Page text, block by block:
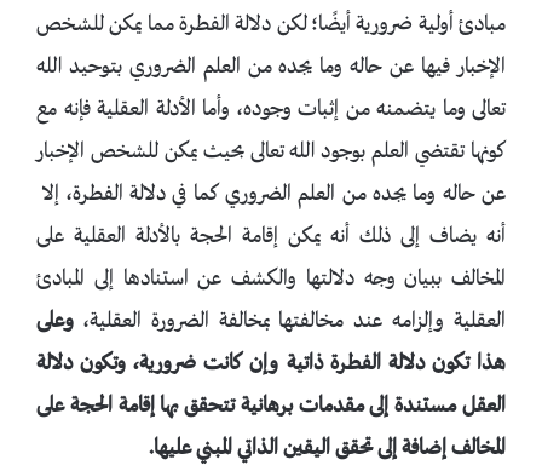
مبادئ أولية ضرورية أيضًا؛ لكن دلالة الفطرة مما يمكن للشخص
الإخبار فيها عن حاله وما يجده من العلم الضروري بتوحيد الله
تعالى وما يتضمنه من إثبات وجوده، وأما الأدلة العقلية فإنه مع
كونها تقتضي العلم بوجود الله تعالى بحيث يمكن للشخص الإخبار
عن حاله وما يجده من العلم الضروري كما في دلالة الفطرة، إلا
أنه يضاف إلى ذلك أنه يمكن إقامة الحجة بالأدلة العقلية على
المخالف ببيان وجه دلالتها والكشف عن استنادها إلى المبادئ
العقلية وإلزامه عند مخالفتها بمخالفة الضرورة العقلية، وعلى
هذا تكون دلالة الفطرة ذاتية وإن كانت ضرورية، وتكون دلالة
العقل مستندة إلى مقدمات برهانية تتحقق بها إقامة الحجة على
المخالف إضافة إلى تحقق اليقين الذاتي المبني عليها.